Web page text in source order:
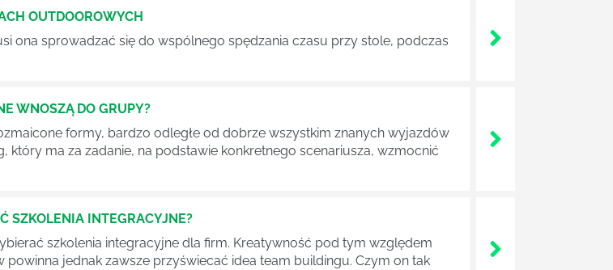
OUTDOOROWYCH
ona sprowadzać się do wspólnego spędzania czasu przy stole, podczas
WNOSZĄ DO GRUPY?
formy, bardzo odległe od dobrze wszystkim znanych wyjazdów
ma za zadanie, na podstawie konkretnego scenariusza, wzmocnić
SZKOLENIA INTEGRACYJNE?
szkolenia integracyjne dla firm. Kreatywność pod tym względem
jednak zawsze przyświecać idea team buildingu. Czym on tak